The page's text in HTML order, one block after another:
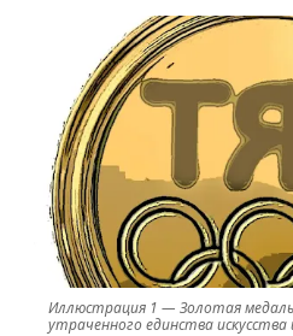
Золотая
утраченного единства искусства